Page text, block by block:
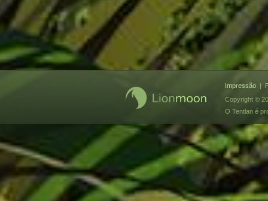
Impressão |
Copyright ©
O Tentlan é